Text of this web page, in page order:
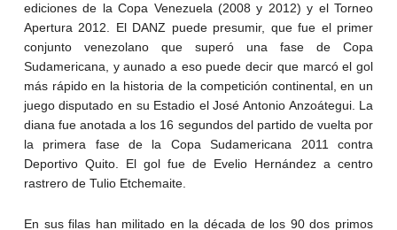
ediciones de la Copa Venezuela (2008 y 2012) y el Torneo
Apertura 2012. El DANZ puede presumir, que fue el primer
conjunto venezolano que superó una fase de Copa
Sudamericana, y aunado a eso puede decir que marcó el gol
más rápido en la historia de la competición continental, en un
juego disputado en su Estadio el José Antonio Anzoátegui. La
diana fue anotada a los 16 segundos del partido de vuelta por
la primera fase de la Copa Sudamericana 2011 contra
Deportivo Quito. El gol fue de Evelio Hernández a centro
rastrero de Tulio Etchemaite.
En sus filas han militado en la década de los 90 dos primos